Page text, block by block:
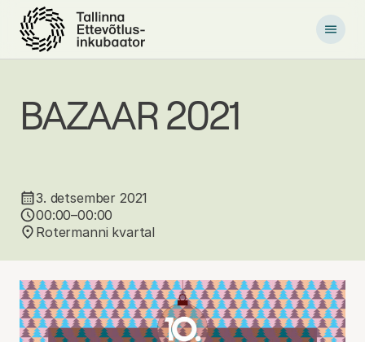
i
r
BAZAAR 2021
3. detsember 2021
00:00–00:00
Rotermanni kvartal